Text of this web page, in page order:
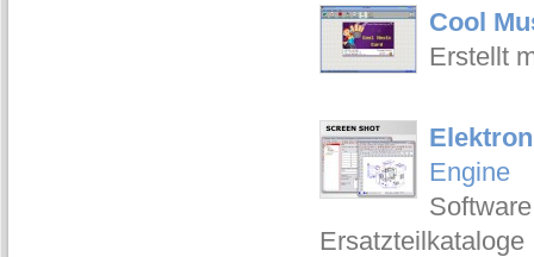
Cool
Erstellt
Engine
Ersatzteilkataloge